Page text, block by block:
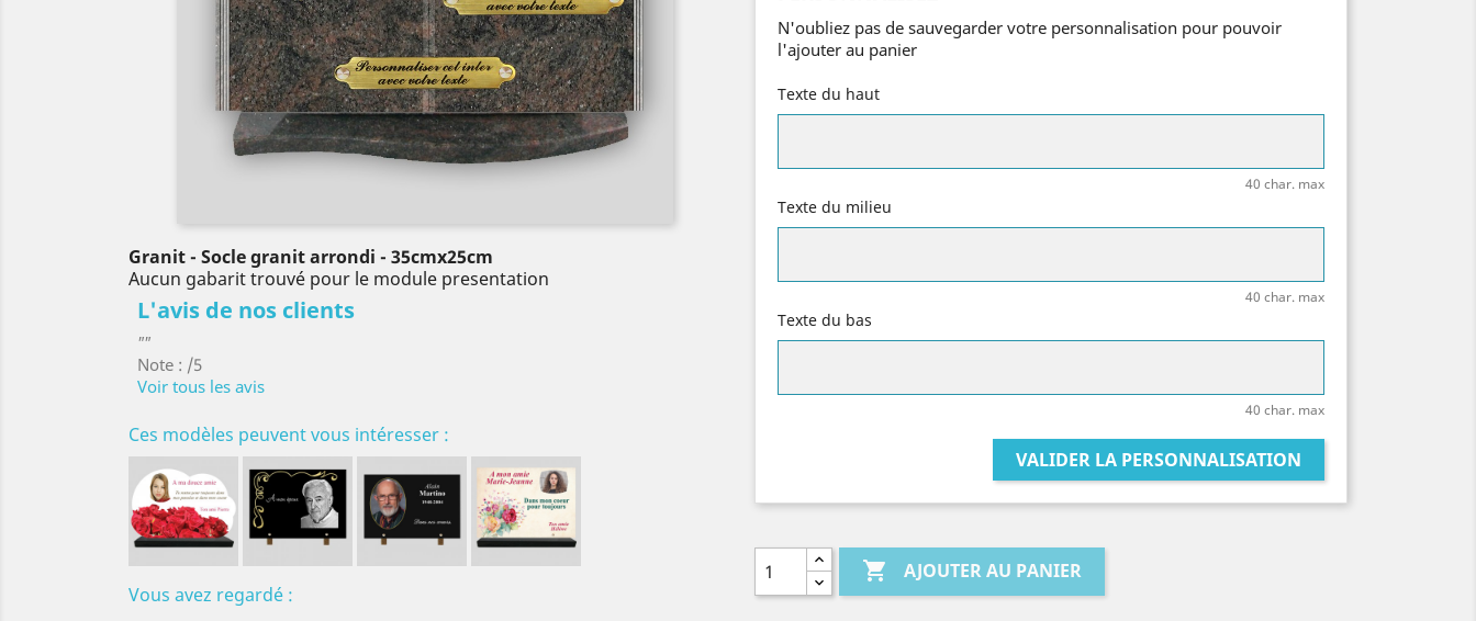
Granit- Socle granit arrondi - 35cmx25cm
Aucun gabarit trouvé pour le module presentation
L'avis de nos clients
""
Note : /5
Voir tous les avis
Ces modèles peuvent vous intéresser :
Vous avez regardé :
N'oubliez pas de sauvegarder votre personnalisation pour pouvoir
l'ajouter au panier
Texte du haut
40 char. max
Texte du milieu
40 char. max
Texte du bas
40 char. max
VALIDER LA PERSONNALISATION
 AJOUTER AU PANIER